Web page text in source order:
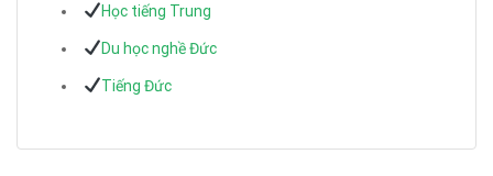
Học tiếng Trung
Du học nghề Đức
Tiếng Đức